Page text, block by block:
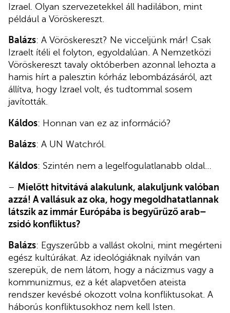
Izrael. Olyan szervezetekkel áll hadilábon, mint
például a Vöröskereszt.
Balázs: A Vöröskereszt? Ne vicceljünk már! Csak
Izraelt ítéli el folyton, egyoldalúan. A Nemzetközi
Vöröskereszt tavaly októberben azonnal lehozta a
hamis hírt a palesztin kórház lebombázásáról, azt
állítva, hogy Izrael volt, és tudtommal sosem
javították.
Káldos: Honnan van ez az információ?
Balázs: A UN Watchról.
Káldos: Szintén nem a legelfogulatlanabb oldal…
– Mielőtt hitvitává alakulunk, alakuljunk valóban
azzá! A vallásuk az oka, hogy megoldhatatlannak
látszik az immár Európába is begyűrűző arab–
zsidó konfliktus?
Balázs: Egyszerűbb a vallást okolni, mint megérteni
egész kultúrákat. Az ideológiáknak nyilván van
szerepük, de nem látom, hogy a nácizmus vagy a
kommunizmus, ez a két alapvetően ateista
rendszer kevésbé okozott volna konfliktusokat. A
háborús konfliktusokhoz nem kell Isten.